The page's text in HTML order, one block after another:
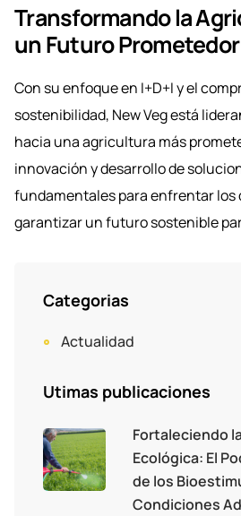
Transformando la
un Futuro Prometedor
Con su enfoque en I+D+I y el
sostenibilidad, New Veg está
hacia una agricultura más
innovación y desarrollo de
fundamentales para enfrentar los
garantizar un futuro sostenible
Categorias
Actualidad
Utimas publicaciones
Fortaleciendo
Ecológica: El
de los
Condiciones